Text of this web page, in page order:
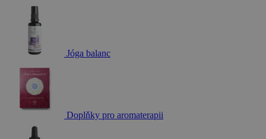
Jóga balanc
Doplňky pro aromaterapii